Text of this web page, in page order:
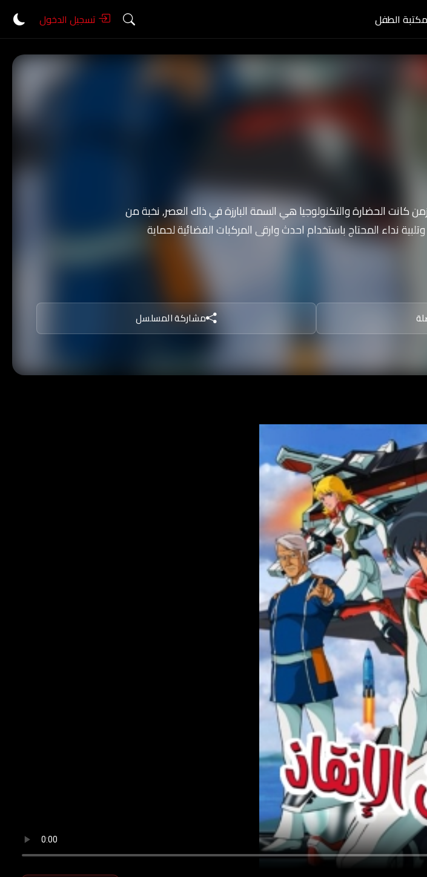
مكتبة الطفل تسجيل الدخول
انه في عام 2086 وفي زمن كانت الحضارة والتكنولوجيا هي السمة البارزة في ذاك العصر, نخبة من
نداء المحتاج باستخدام احدث وارقى المركبات الفضائية لحماية
مشاركة المسلسل